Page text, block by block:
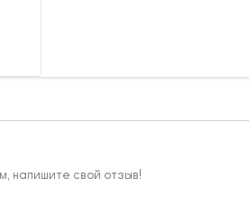
напишите свой отзыв!